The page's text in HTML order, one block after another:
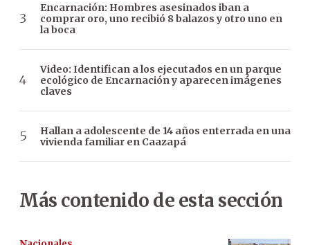
Encarnación: Hombres asesinados iban a
comprar oro, uno recibió 8 balazos y otro uno en
la boca
Video: Identifican a los ejecutados en un parque
ecológico de Encarnación y aparecen imágenes
claves
Hallan a adolescente de 14 años enterrada en una
vivienda familiar en Caazapá
Más contenido de esta sección